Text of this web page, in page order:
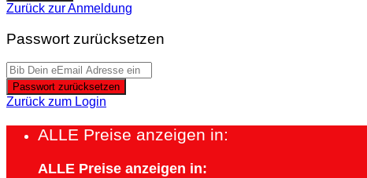
Zurück zur Anmeldung
Passwort zurücksetzen
Passwort zurücksetzen
Zurück zum Login
ALLE Preise anzeigen in:
ALLE Preise anzeigen in: